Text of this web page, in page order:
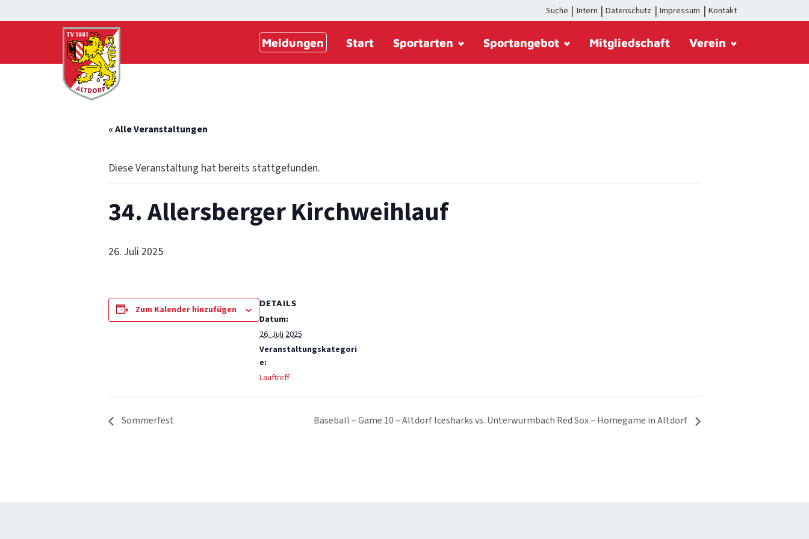
Suche Intern Datenschutz Impressum Kontakt
Meldungen Start Sportarten Sportangebot Mitgliedschaft Verein
« Alle Veranstaltungen
Diese Veranstaltung hat bereits stattgefunden.
34. Allersberger Kirchweihlauf
26. Juli 2025
Zum Kalender hinzufügen
DETAILS
Datum:
26. Juli 2025
Veranstaltungskategori
e:
Lauftreff
Sommerfest Baseball – Game 10 – Altdorf Icesharks vs. Unterwurmbach Red Sox – Homegame in Altdorf